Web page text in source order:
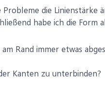
Probleme die Linienstärke
habe ich die Form
Rand immer etwas
Kanten zu unterbinden?